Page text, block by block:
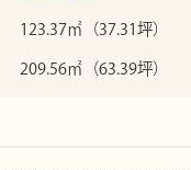
123.37㎡（37.31坪）
209.56㎡（63.39坪）